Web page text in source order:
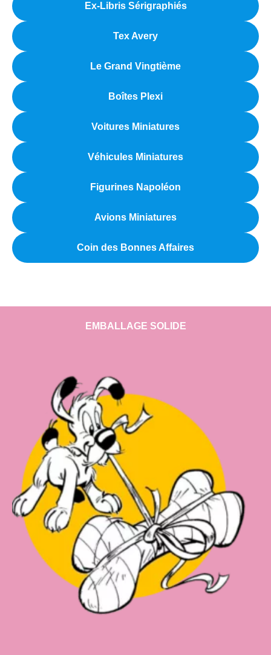
Ex-Libris Sérigraphiés
Tex Avery
Le Grand Vingtième
Boîtes Plexi
Voitures Miniatures
Véhicules Miniatures
Figurines Napoléon
Avions Miniatures
Coin des Bonnes Affaires
EMBALLAGE SOLIDE